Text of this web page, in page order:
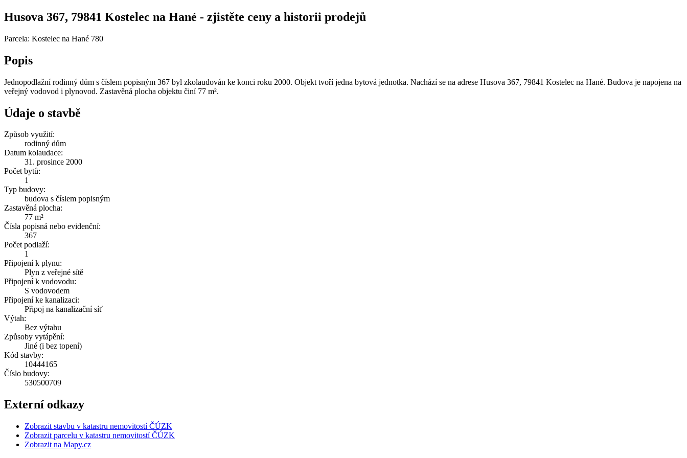
Husova 367, 79841 Kostelec na Hané - zjistěte ceny a historii prodejů
Parcela: Kostelec na Hané 780
Popis
Jednopodlažní rodinný dům s číslem popisným 367 byl zkolaudován ke konci roku 2000. Objekt tvoří jedna bytová jednotka. Nachází se na adrese Husova 367, 79841 Kostelec na Hané. Budova je napojena na
veřejný vodovod i plynovod. Zastavěná plocha objektu činí 77 m².
Údaje o stavbě
Způsob využití:
rodinný dům
Datum kolaudace:
31. prosince 2000
Počet bytů:
1
Typ budovy:
budova s číslem popisným
Zastavěná plocha:
77 m²
Čísla popisná nebo evidenční:
367
Počet podlaží:
1
Připojení k plynu:
Plyn z veřejné sítě
Připojení k vodovodu:
S vodovodem
Připojení ke kanalizaci:
Připoj na kanalizační síť
Výtah:
Bez výtahu
Způsoby vytápění:
Jiné (i bez topení)
Kód stavby:
10444165
Číslo budovy:
530500709
Externí odkazy
Zobrazit stavbu v katastru nemovitostí ČÚZK
Zobrazit parcelu v katastru nemovitostí ČÚZK
Zobrazit na Mapy.cz